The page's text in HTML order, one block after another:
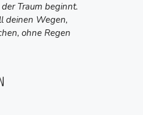
Traum beginnt.
deinen Wegen,
ohne Regen